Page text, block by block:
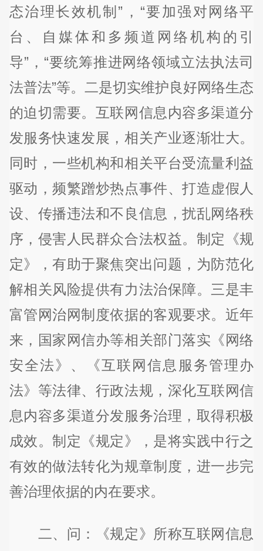
态治理长效机制”，“要加强对网络平
台、自媒体和多频道网络机构的引
导”，“要统筹推进网络领域立法执法司
法普法”等。二是切实维护良好网络生态
的迫切需要。互联网信息内容多渠道分
发服务快速发展，相关产业逐渐壮大。
同时，一些机构和相关平台受流量利益
驱动，频繁蹭炒热点事件、打造虚假人
设、传播违法和不良信息，扰乱网络秩
序，侵害人民群众合法权益。制定《规
定》，有助于聚焦突出问题，为防范化
解相关风险提供有力法治保障。三是丰
富管网治网制度依据的客观要求。近年
来，国家网信办等相关部门落实《网络
安全法》、《互联网信息服务管理办
法》等法律、行政法规，深化互联网信
息内容多渠道分发服务治理，取得积极
成效。制定《规定》，是将实践中行之
有效的做法转化为规章制度，进一步完
善治理依据的内在要求。
二、问：《规定》所称互联网信息